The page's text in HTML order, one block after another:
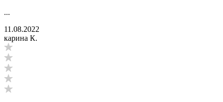
...
11.08.2022
карина К.